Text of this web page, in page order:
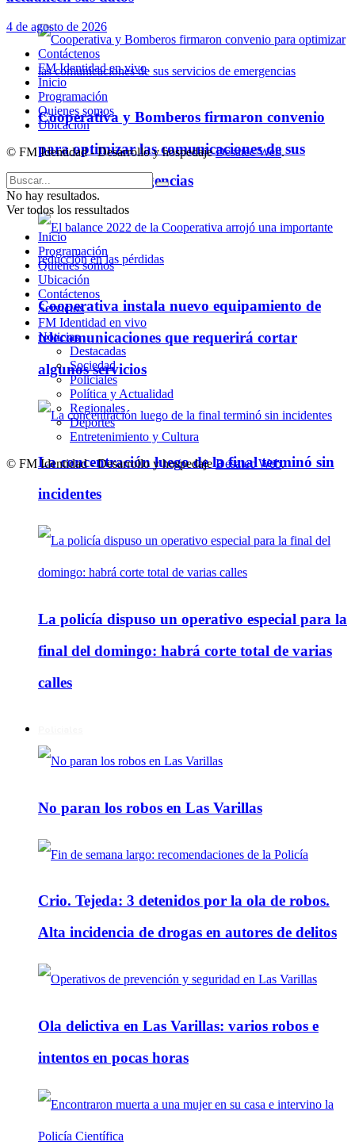
Cooperativa y Bomberos firmaron convenio
para optimizar las comunicaciones de sus
servicios de emergencias
Cooperativa instala nuevo equipamiento de
telecomunicaciones que requerirá cortar
algunos servicios
La concentración luego de la final terminó sin
incidentes
La policía dispuso un operativo especial para la
final del domingo: habrá corte total de varias
calles
No paran los robos en Las Varillas
Crio. Tejeda: 3 detenidos por la ola de robos.
Alta incidencia de drogas en autores de delitos
Ola delictiva en Las Varillas: varios robos e
intentos en pocas horas
4 de agosto de 2026
Contáctenos
FM Identidad en vivo
Inicio
Programación
Quienes somos
Ubicación
© FM Identidad - Desarrollo y hospedajeDesatec Web.
No hay resultados.
Ver todos los ressultados
Inicio
Programación
Quienes somos
Ubicación
Contáctenos
Servicios
FM Identidad en vivo
Noticias
Destacadas
Sociedad
Policiales
Política y Actualidad
Regionales
Deportes
Entretenimiento y Cultura
© FM Identidad - Desarrollo y hospedajeDesatec Web.